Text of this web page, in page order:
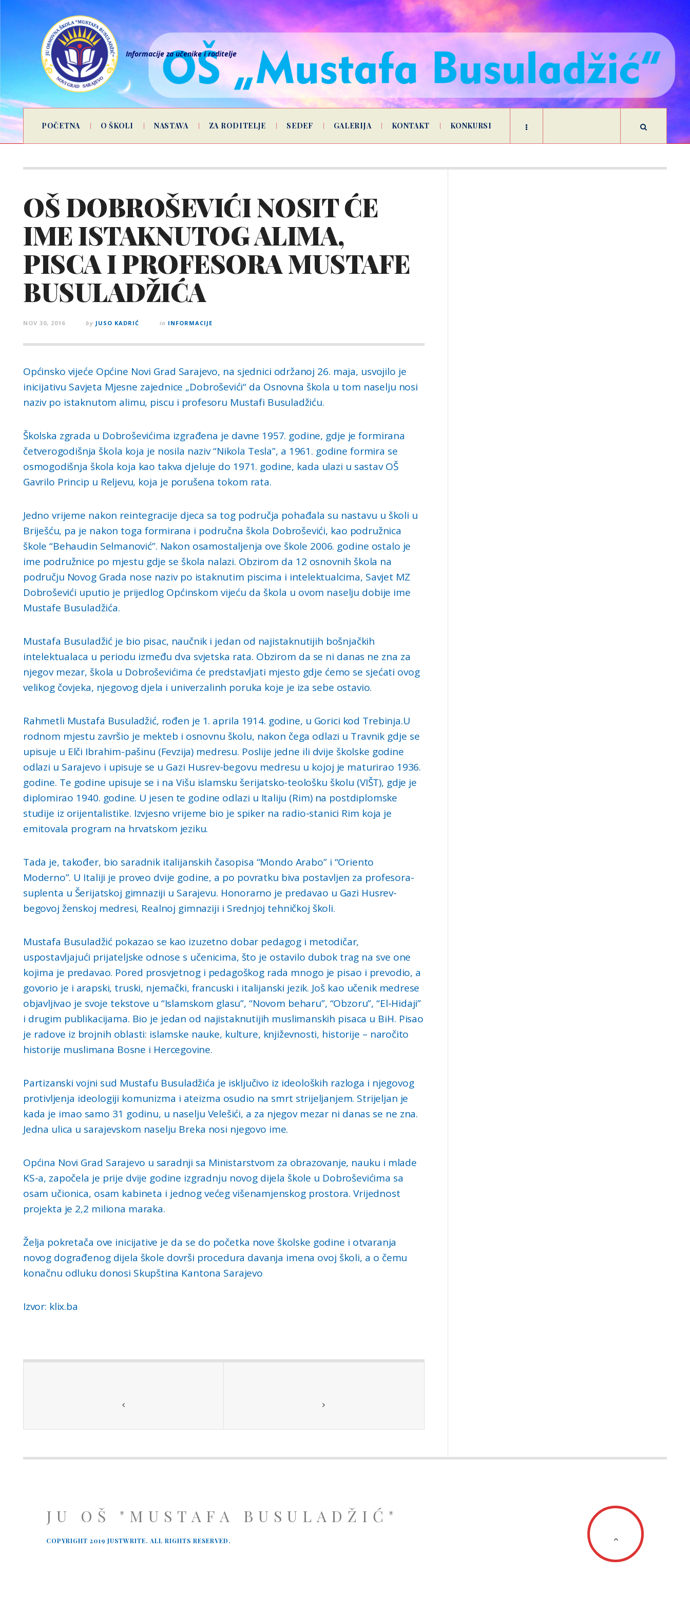
Informacije za učenike i roditelje
POČETNA O ŠKOLI NASTAVA ZA RODITELJE SEDEF GALERIJA KONTAKT KONKURSI
OŠ DOBROŠEVIĆI NOSIT ĆE
IME ISTAKNUTOG ALIMA,
PISCA I PROFESORA MUSTAFE
BUSULADŽIĆA
NOV 30, 2016 by JUSO KADRIĆ in INFORMACIJE
Općinsko vijeće Općine Novi Grad Sarajevo, na sjednici održanoj 26. maja, usvojilo je
inicijativu Savjeta Mjesne zajednice „Dobroševići“ da Osnovna škola u tom naselju nosi
naziv po istaknutom alimu, piscu i profesoru Mustafi Busuladžiću.
Školska zgrada u Dobroševićima izgrađena je davne 1957. godine, gdje je formirana
četverogodišnja škola koja je nosila naziv “Nikola Tesla”, a 1961. godine formira se
osmogodišnja škola koja kao takva djeluje do 1971. godine, kada ulazi u sastav OŠ
Gavrilo Princip u Reljevu, koja je porušena tokom rata.
Jedno vrijeme nakon reintegracije djeca sa tog područja pohađala su nastavu u školi u
Briješću, pa je nakon toga formirana i područna škola Dobroševići, kao podružnica
škole “Behaudin Selmanović”. Nakon osamostaljenja ove škole 2006. godine ostalo je
ime podružnice po mjestu gdje se škola nalazi. Obzirom da 12 osnovnih škola na
području Novog Grada nose naziv po istaknutim piscima i intelektualcima, Savjet MZ
Dobroševići uputio je prijedlog Općinskom vijeću da škola u ovom naselju dobije ime
Mustafe Busuladžića.
Mustafa Busuladžić je bio pisac, naučnik i jedan od najistaknutijih bošnjačkih
intelektualaca u periodu između dva svjetska rata. Obzirom da se ni danas ne zna za
njegov mezar, škola u Dobroševićima će predstavljati mjesto gdje ćemo se sjećati ovog
velikog čovjeka, njegovog djela i univerzalinh poruka koje je iza sebe ostavio.
Rahmetli Mustafa Busuladžić, rođen je 1. aprila 1914. godine, u Gorici kod Trebinja.U
rodnom mjestu završio je mekteb i osnovnu školu, nakon čega odlazi u Travnik gdje se
upisuje u Elči Ibrahim-pašinu (Fevzija) medresu. Poslije jedne ili dvije školske godine
odlazi u Sarajevo i upisuje se u Gazi Husrev-begovu medresu u kojoj je maturirao 1936.
godine. Te godine upisuje se i na Višu islamsku šerijatsko-teološku školu (VIŠT), gdje je
diplomirao 1940. godine. U jesen te godine odlazi u Italiju (Rim) na postdiplomske
studije iz orijentalistike. Izvjesno vrijeme bio je spiker na radio-stanici Rim koja je
emitovala program na hrvatskom jeziku.
Tada je, također, bio saradnik italijanskih časopisa “Mondo Arabo” i “Oriento
Moderno”. U Italiji je proveo dvije godine, a po povratku biva postavljen za profesora-
suplenta u Šerijatskoj gimnaziji u Sarajevu. Honorarno je predavao u Gazi Husrev-
begovoj ženskoj medresi, Realnoj gimnaziji i Srednjoj tehničkoj školi.
Mustafa Busuladžić pokazao se kao izuzetno dobar pedagog i metodičar,
uspostavljajući prijateljske odnose s učenicima, što je ostavilo dubok trag na sve one
kojima je predavao. Pored prosvjetnog i pedagoškog rada mnogo je pisao i prevodio, a
govorio je i arapski, truski, njemački, francuski i italijanski jezik. Još kao učenik medrese
objavljivao je svoje tekstove u “Islamskom glasu”, “Novom beharu”, “Obzoru”, “El-Hidaji”
i drugim publikacijama. Bio je jedan od najistaknutijih muslimanskih pisaca u BiH. Pisao
je radove iz brojnih oblasti: islamske nauke, kulture, književnosti, historije – naročito
historije muslimana Bosne i Hercegovine.
Partizanski vojni sud Mustafu Busuladžića je isključivo iz ideoloških razloga i njegovog
protivljenja ideologiji komunizma i ateizma osudio na smrt strijeljanjem. Strijeljan je
kada je imao samo 31 godinu, u naselju Velešići, a za njegov mezar ni danas se ne zna.
Jedna ulica u sarajevskom naselju Breka nosi njegovo ime.
Općina Novi Grad Sarajevo u saradnji sa Ministarstvom za obrazovanje, nauku i mlade
KS-a, započela je prije dvije godine izgradnju novog dijela škole u Dobroševićima sa
osam učionica, osam kabineta i jednog većeg višenamjenskog prostora. Vrijednost
projekta je 2,2 miliona maraka.
Želja pokretača ove inicijative je da se do početka nove školske godine i otvaranja
novog dograđenog dijela škole dovrši procedura davanja imena ovoj školi, a o čemu
konačnu odluku donosi Skupština Kantona Sarajevo
Izvor: klix.ba
JU OŠ "MUSTAFA BUSULADŽIĆ"
COPYRIGHT 2019 JUSTWRITE. ALL RIGHTS RESERVED.